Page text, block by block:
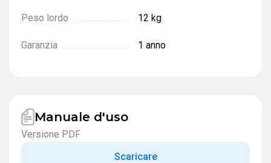
Peso lordo 12 kg
Garanzia 1 anno
Manuale d'uso
Versione PDF
Scaricare